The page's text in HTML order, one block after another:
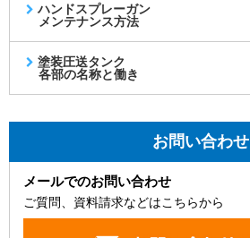
ハンドスプレーガン
メンテナンス方法
塗装圧送タンク
各部の名称と働き
お問い合わせ
メールでのお問い合わせ
ご質問、資料請求などはこちらから